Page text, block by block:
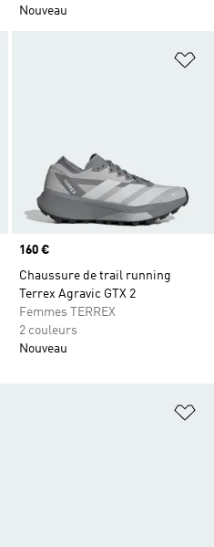
Nouveau
Ajouter à la Liste de produits
Prix
160 €
Chaussure de trail running
Terrex Agravic GTX 2
Femmes TERREX
2 couleurs
Nouveau